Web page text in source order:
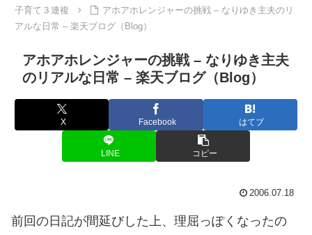
子育て３連複
アホアホレンジャーの挑戦 – なりゆき主夫のリ
アルな日常 – 楽天ブログ（Blog）
アホアホレンジャーの挑戦 – なりゆき主夫
のリアルな日常 – 楽天ブログ（Blog）
X Facebook はてブ
LINE コピー
2006.07.18
前回の日記が間延びした上、理屈っぽくなったの